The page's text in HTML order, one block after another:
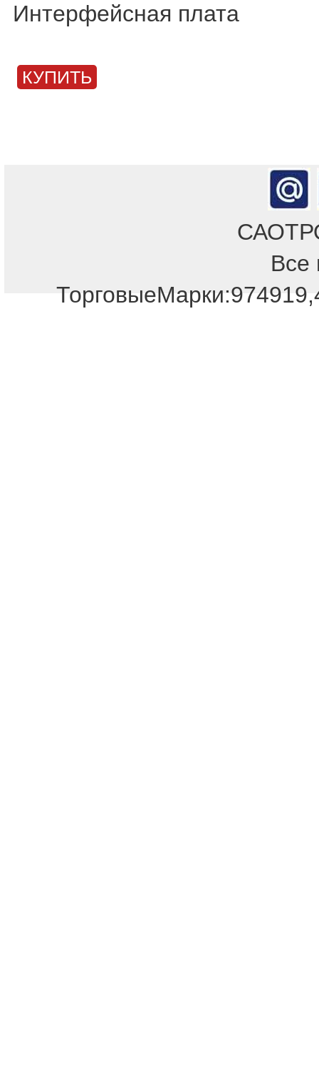
Интерфейсная плата
КУПИТЬ
Все